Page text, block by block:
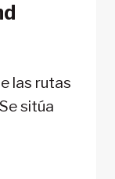
las rutas
sitúa